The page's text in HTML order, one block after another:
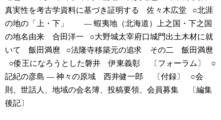
真実性を考古学資料に基づき証明する 佐々木広堂 ○北涯
の地の「上・下」
— 蝦夷地（北海道）上之国・下之国
の地名由来 合田洋一 ○大野城太宰府口城門出土木材に就
いて 飯田満麿 ○法隆寺移築元の追求 その二 飯田満麿
○倭王になろうとした磐井 伊東義彰
〔フォーラム〕
○
記紀の彦島 — 神々の原域 西井健一郎
〔付録〕
○会
則、世話人、地域の会名簿、投稿要領、会員募集
〔編集
後記〕